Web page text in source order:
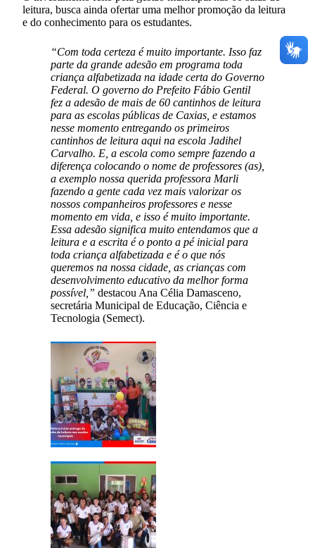
leitura, busca ainda ofertar uma melhor promoção da leitura
e do conhecimento para os estudantes.
“Com toda certeza é muito importante. Isso faz
parte da grande adesão em programa toda
criança alfabetizada na idade certa do Governo
Federal. O governo do Prefeito Fábio Gentil
fez a adesão de mais de 60 cantinhos de leitura
para as escolas públicas de Caxias, e estamos
nesse momento entregando os primeiros
cantinhos de leitura aqui na escola Jadihel
Carvalho. E, a escola como sempre fazendo a
diferença colocando o nome de professores (as),
a exemplo nossa querida professora Marli
fazendo a gente cada vez mais valorizar os
nossos companheiros professores e nesse
momento em vida, e isso é muito importante.
Essa adesão significa muito entendamos que a
leitura e a escrita é o ponto a pé inicial para
toda criança alfabetizada e é o que nós
queremos na nossa cidade, as crianças com
desenvolvimento educativo da melhor forma
possível,” destacou Ana Célia Damasceno,
secretária Municipal de Educação, Ciência e
Tecnologia (Semect).